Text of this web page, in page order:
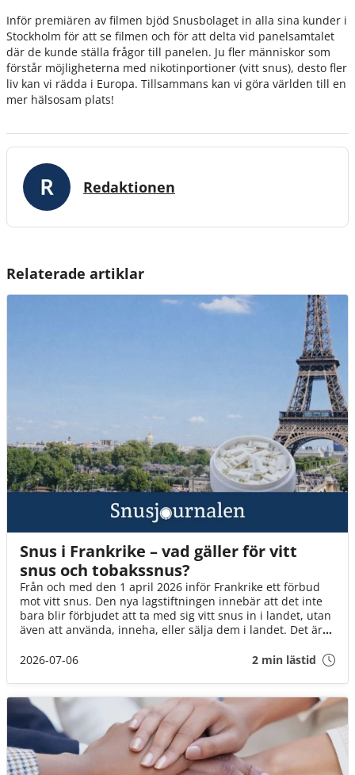
Inför premiären av filmen bjöd Snusbolaget in alla sina kunder i
Stockholm för att se filmen och för att delta vid panelsamtalet
där de kunde ställa frågor till panelen. Ju fler människor som
förstår möjligheterna med nikotinportioner (vitt snus), desto fler
liv kan vi rädda i Europa. Tillsammans kan vi göra världen till en
mer hälsosam plats!
Redaktionen
Relaterade artiklar
Snus i Frankrike – vad gäller för vitt
snus och tobakssnus?
Från och med den 1 april 2026 inför Frankrike ett förbud
mot vitt snus. Den nya lagstiftningen innebär att det inte
bara blir förbjudet att ta med sig vitt snus in i landet, utan
även att använda, inneha, eller sälja dem i landet. Det är
(för eget bruk och i rimlig mängd).
2026-07-06 2 min lästid